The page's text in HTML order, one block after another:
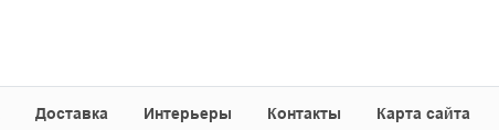
Доставка Интерьеры Контакты
Карта сайта